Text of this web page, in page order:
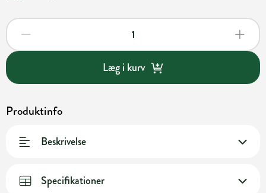
Læg i kurv
Produktinfo
Beskrivelse
Specifikationer